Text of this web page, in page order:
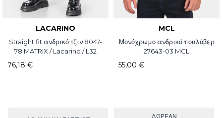
LACARINO
Straight fit ανδρικό τζιν 8047-
78 MATRIX / Lacarino / L32
76,18 €
MCL
Μονόχρωμο ανδρικό πουλόβερ
27643-03 MCL
55,00 €
ΔΩΡΕΑΝ